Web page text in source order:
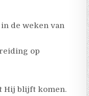
de weken van
op
Hij blijft komen.